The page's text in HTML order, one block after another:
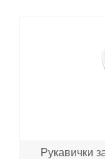
Рукавички